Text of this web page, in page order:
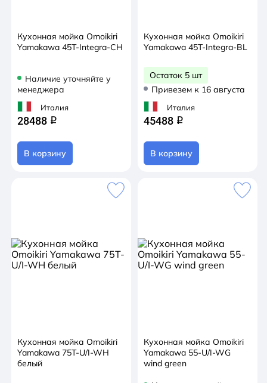
Кухонная мойка Omoikiri
Yamakawa 45T-Integra-CH
Наличие уточняйте у
менеджера
Италия
28488 q
В корзину
Кухонная мойка Omoikiri
Yamakawa 45T-Integra-BL
Остаток 5 шт
Привезем к 16 августа
Италия
45488 q
В корзину
Кухонная мойка Omoikiri
Yamakawa 75T-U/I-WH
белый
Кухонная мойка Omoikiri
Yamakawa 55-U/I-WG
wind green